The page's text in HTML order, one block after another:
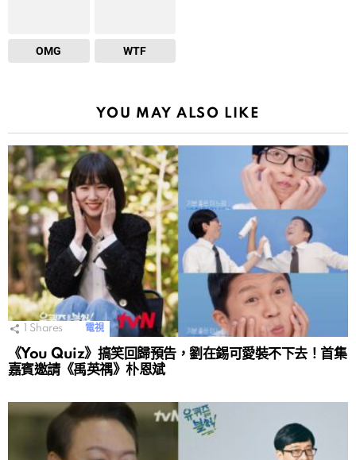
OMG WTF
YOU MAY ALSO LIKE
Shares 電視
《You Quiz》搞笑回歸預告，劉在錫可愛裝不下去！首集
嘉賓邀請《禹英禑》朴恩斌